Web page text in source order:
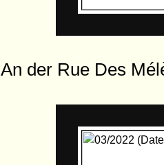
An der Rue Des